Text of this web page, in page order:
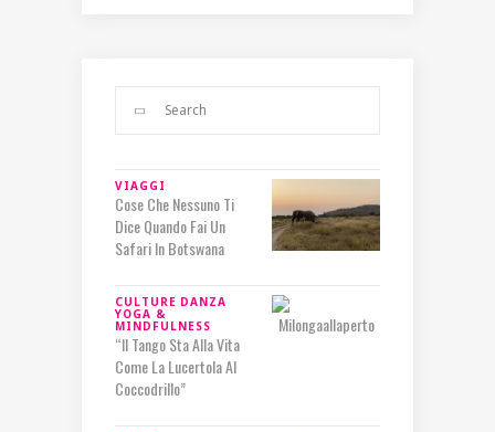
VIAGGI
Cose Che Nessuno Ti
Dice Quando Fai Un
Safari In Botswana
CULTURE DANZA
YOGA &
MINDFULNESS
“Il Tango Sta Alla Vita
Come La Lucertola Al
Coccodrillo”